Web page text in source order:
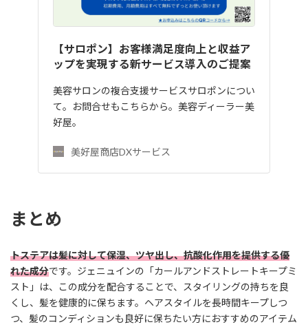
【サロポン】お客様満足度向上と収益ア
ップを実現する新サービス導入のご提案
美容サロンの複合支援サービスサロポンについ
て。お問合せもこちらから。美容ディーラー美
好屋。
美好屋商店DXサービス
まとめ
トステアは髪に対して保湿、ツヤ出し、抗酸化作用を提供する優
れた成分です。ジェニュインの「カールアンドストレートキープミ
スト」は、この成分を配合することで、スタイリングの持ちを良
くし、髪を健康的に保ちます。ヘアスタイルを長時間キープしつ
つ、髪のコンディションも良好に保ちたい方におすすめのアイテム